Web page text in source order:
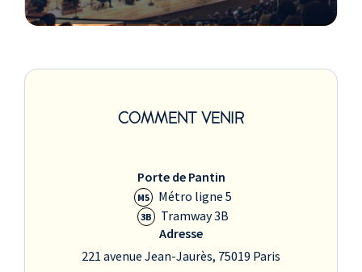
COMMENT VENIR
Porte de Pantin
M5 Métro ligne 5
3B
Tramway 3B
Adresse
221 avenue Jean-Jaurès, 75019 Paris